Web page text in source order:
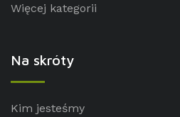
Więcej kategorii
Na skróty
Kim jesteśmy